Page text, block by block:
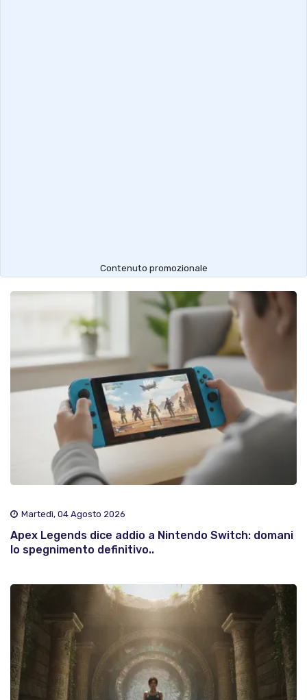
Contenuto promozionale
Martedì, 04 Agosto 2026
Apex Legends dice addio a Nintendo Switch: domani
lo spegnimento definitivo..